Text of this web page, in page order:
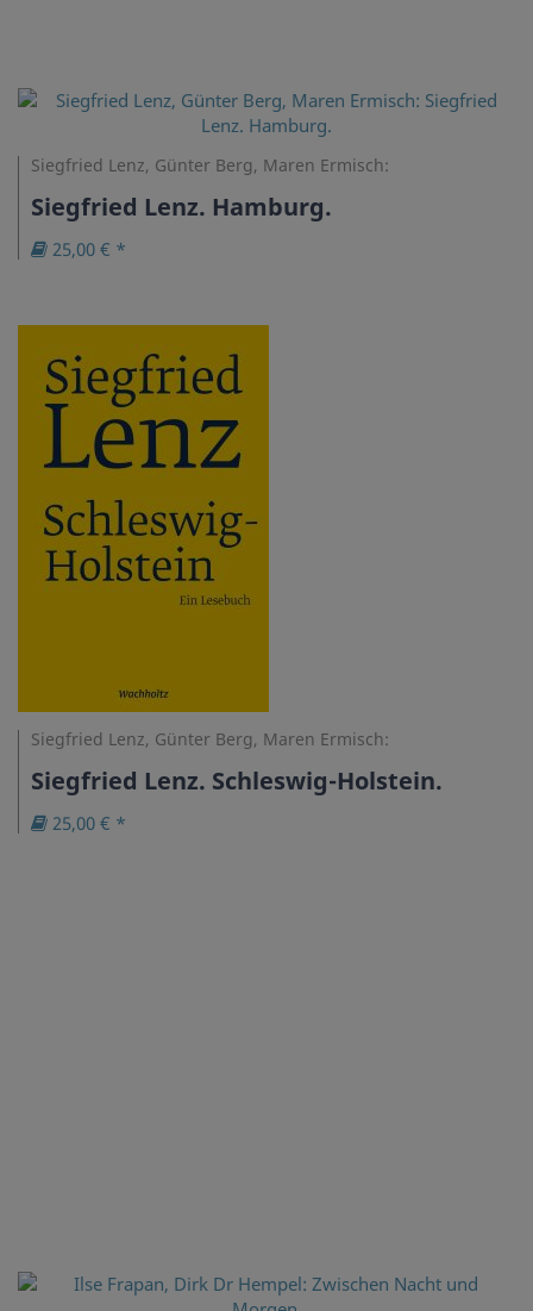
Siegfried Lenz, Günter Berg, Maren Ermisch:
Siegfried Lenz. Hamburg.
25,00 € *
Siegfried Lenz, Günter Berg, Maren Ermisch:
Siegfried Lenz. Schleswig-Holstein.
25,00 € *